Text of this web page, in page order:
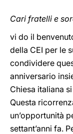
Cari fratelli e
vi do il
della CEI per le
condividere
anniversario
Chiesa italiana
Questa
un’opportunità
settant’anni fa.